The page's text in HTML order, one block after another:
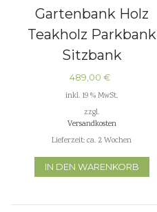
Gartenbank Holz
Teakholz Parkbank
Sitzbank
489,00€
inkl. 19 % MwSt.
zzgl.
Versandkosten
Lieferzeit:ca. 2 Wochen
IN DEN WARENKORB